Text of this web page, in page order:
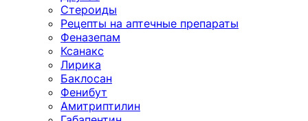
Стероиды
Рецепты на аптечные препараты
Феназепам
Ксанакс
Лирика
Баклосан
Фенибут
Амитриптилин